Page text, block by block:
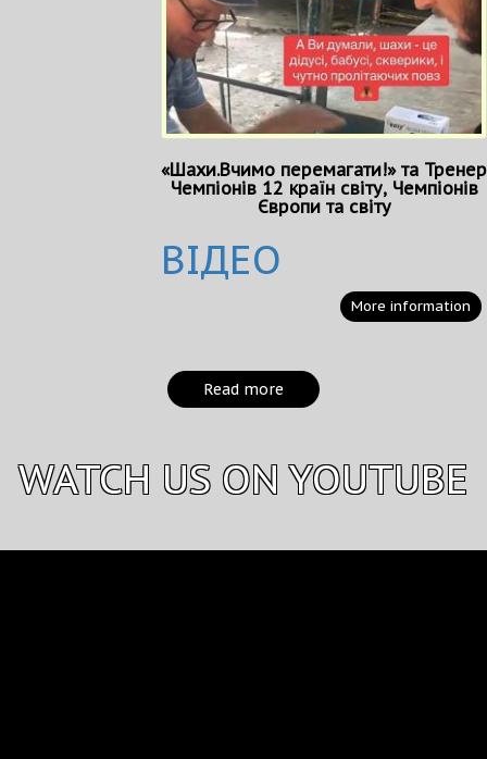
«Шахи.Вчимо перемагати!» та Тренер
Чемпіонів 12 країн світу, Чемпіонів
Європи та світу
ВІДЕО
More information
Read more
WATCH US ON YOUTUBE